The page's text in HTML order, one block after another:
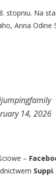
stopniu. Na
Anna
14, 2026
–
Suppi.